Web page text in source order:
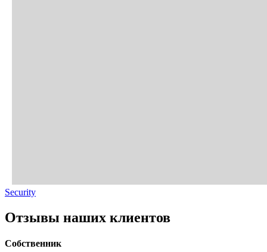
Security
Отзывы наших клиентов
Собственник